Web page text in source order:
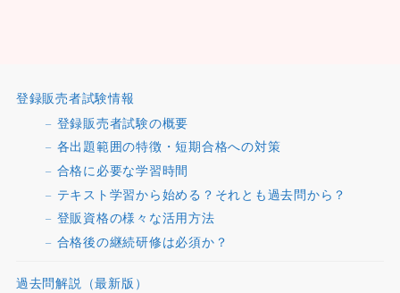
登録販売者試験情報
登録販売者試験の概要
各出題範囲の特徴・短期合格への対策
合格に必要な学習時間
テキスト学習から始める？それとも過去問から？
登販資格の様々な活用方法
合格後の継続研修は必須か？
過去問解説（最新版）